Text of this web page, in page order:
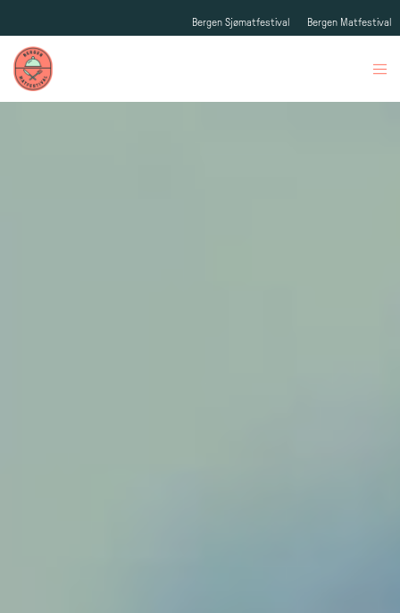
Bergen Sjømatfestival Bergen Matfestival